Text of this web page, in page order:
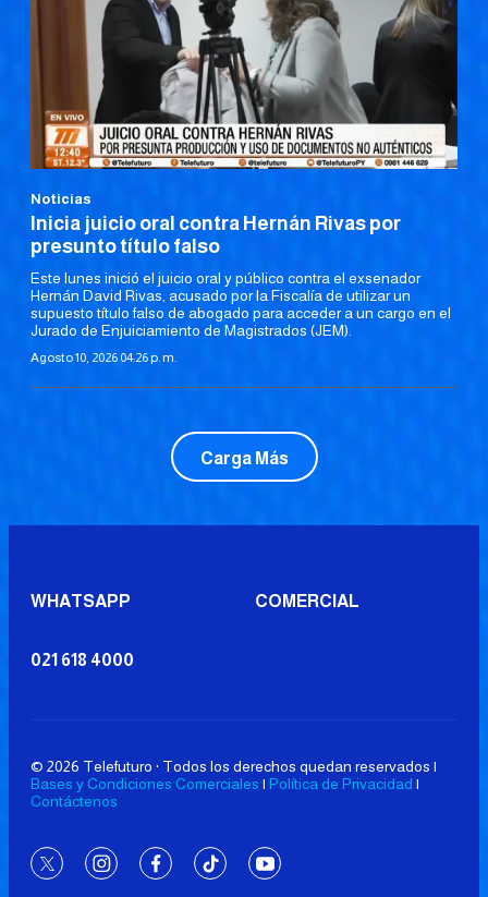
Noticias
Inicia juicio oral contra Hernán Rivas por
presunto título falso
Este lunes inició el juicio oral y público contra el exsenador
Hernán David Rivas, acusado por la Fiscalía de utilizar un
supuesto título falso de abogado para acceder a un cargo en el
Jurado de Enjuiciamiento de Magistrados (JEM).
Agosto 10, 2026 04:26 p. m.
Carga Más
WHATSAPP COMERCIAL
021 618 4000
© 2026 Telefuturo · Todos los derechos quedan reservados |
Bases y Condiciones Comerciales | Política de Privacidad |
Contáctenos
twitterinstagramfacebooktiktok youtube